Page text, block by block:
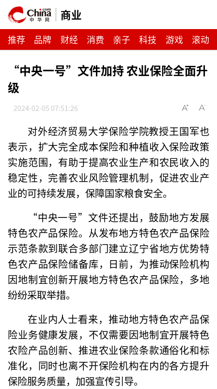
商业
推荐 品牌 财经 消费 亲子 科技 游戏 滚动
“中央一号”文件加持 农业保险全面升
级
2024-02-05 07:51:26
对外经济贸易大学保险学院教授王国军也
表示，扩大完全成本保险和种植收入保险政策
实施范围，有助于提高农业生产和农民收入的
稳定性，完善农业风险管理机制，促进农业产
业的可持续发展，保障国家粮食安全。
“中央一号”文件还提出，鼓励地方发展
特色农产品保险。从发布地方特色农产品保险
示范条款到联合多部门建立辽宁省地方优势特
色农产品保险储备库，日前，为推动保险机构
因地制宜创新开展地方特色农产品保险，多地
纷纷采取举措。
在业内人士看来，推动地方特色农产品保
险业务健康发展，不仅需要因地制宜开展特色
农险产品创新、推进农业保险条款通俗化和标
准化，同时也离不开保险机构在内的各方提升
保险服务质量，加强宣传引导。